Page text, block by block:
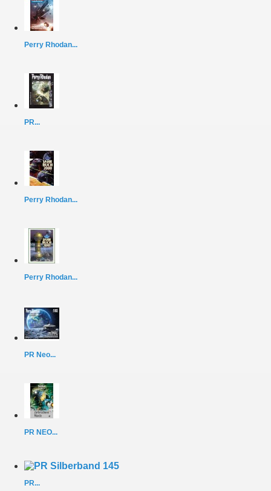
Perry Rhodan...
PR...
Perry Rhodan...
Perry Rhodan...
PR Neo...
PR NEO...
PR...